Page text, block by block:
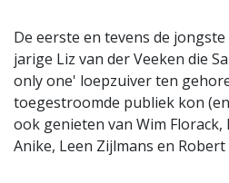
De eerste en tevens de
jarige Liz van der Veeken die
only one' loepzuiver ten
toegestroomde publiek kon
ook genieten van Wim
Anike, Leen Zijlmans en Robert